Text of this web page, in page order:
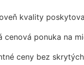
kvality
cenová ponuka na
ceny bez